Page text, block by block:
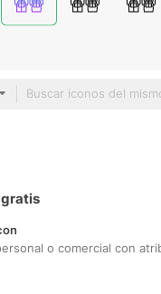
o comercial con